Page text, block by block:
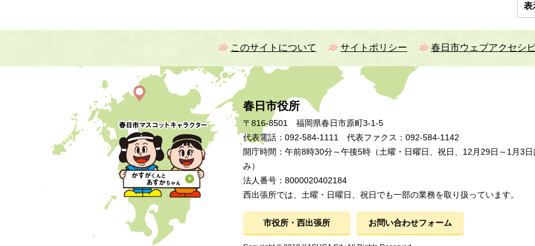
表
このサイトについて サイトポリシー 春日市ウェブアクセシ
春日市役所
〒816-8501 福岡県春日市原町3-1-5
代表電話：092-584-1111 代表ファクス：092-584-1142
開庁時間：午前8時30分～午後5時（土曜・日曜日、祝日、12月29日～1月3日
み）
法人番号：8000020402184
西出張所では、土曜・日曜日、祝日でも一部の業務を取り扱っています。
市役所・西出張所 お問い合わせフォーム